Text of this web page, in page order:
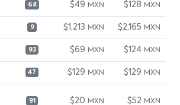
68 $49 MXN $128 MXN
9 $1,213 MXN $2,165 MXN
93 $69 MXN $124 MXN
47 $129 MXN $129 MXN
91 $20 MXN $52 MXN